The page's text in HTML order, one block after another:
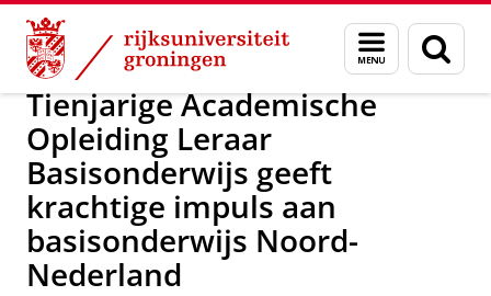
Skip
Content
Skip
Navigation
Menu
en
zoeken
Over ons Actueel Nieuws Nieuwsberichten
Tienjarige Academische
Opleiding Leraar
Basisonderwijs geeft
krachtige impuls aan
basisonderwijs Noord-
Nederland